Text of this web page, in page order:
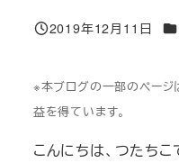
投稿日
2019年12月11日 カ
※本ブログの一部のページ
益を得ています。
こんにちは、つたちこ